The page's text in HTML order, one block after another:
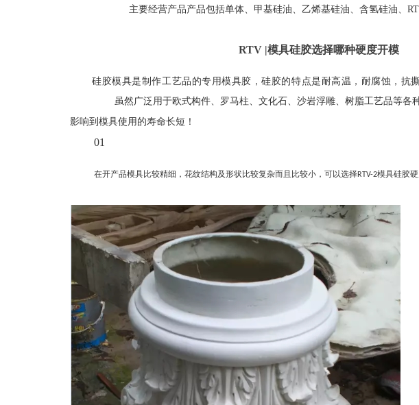
主要经营产品产品包括单体、甲基硅油、乙烯基硅油、含氢硅油、
RTV |模具硅胶选择哪种硬度开模
硅胶模具是制作工艺品的专用模具胶，硅胶的特点是耐高温，耐腐蚀，抗
虽然广泛用于欧式构件、罗马柱、文化石、沙岩浮雕、树脂工艺品等各
影响到模具使用的寿命长短！
01
在开产品模具比较精细，花纹结构及形状比较复杂而且比较小，可以选择RTV-2模具硅胶